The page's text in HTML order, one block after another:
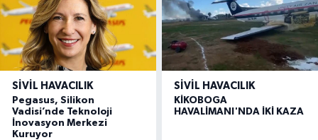
SIVIL HAVACILIK
Pegasus, Silikon
Vadisi’nde Teknoloji
İnovasyon Merkezi
Kuruyor
SIVIL HAVACILIK
KİKOBOGA
HAVALİMANI'NDA İKİ KAZA